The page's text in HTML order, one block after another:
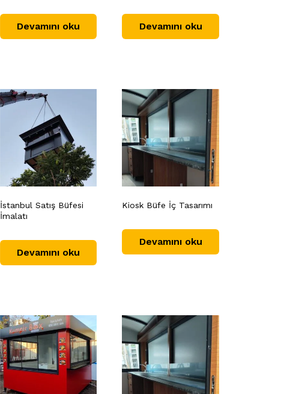
Devamını oku Devamını oku
İstanbul Satış Büfesi
İmalatı
Devamını oku
Kiosk Büfe İç Tasarımı
Devamını oku